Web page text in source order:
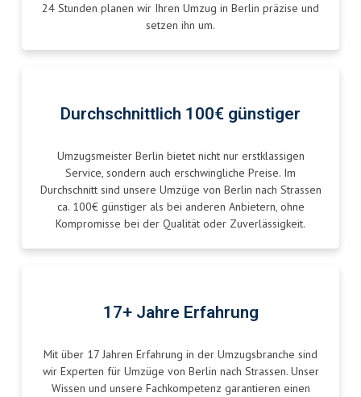
24 Stunden planen wir Ihren Umzug in Berlin präzise und
setzen ihn um.
Durchschnittlich 100€ günstiger
Umzugsmeister Berlin bietet nicht nur erstklassigen
Service, sondern auch erschwingliche Preise. Im
Durchschnitt sind unsere Umzüge von Berlin nach Strassen
ca. 100€ günstiger als bei anderen Anbietern, ohne
Kompromisse bei der Qualität oder Zuverlässigkeit.
17+ Jahre Erfahrung
Mit über 17 Jahren Erfahrung in der Umzugsbranche sind
wir Experten für Umzüge von Berlin nach Strassen. Unser
Wissen und unsere Fachkompetenz garantieren einen